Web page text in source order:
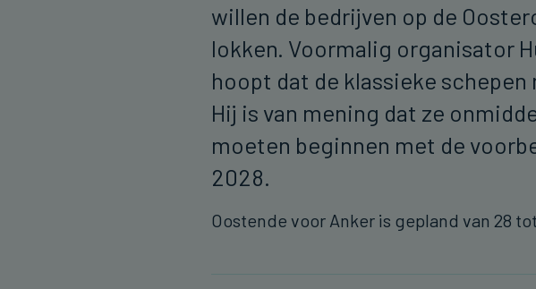
willen de bedrijven op de
lokken. Voormalig organisator
hoopt dat de klassieke schepen
Hij is van mening dat ze
moeten beginnen met de
2028.
Oostende voor Anker is gepland van 28 tot